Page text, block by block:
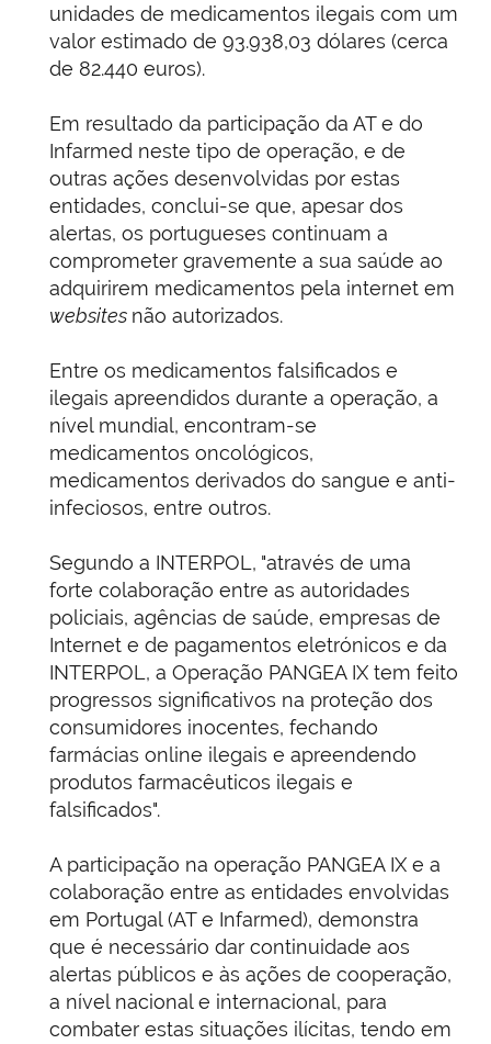
unidades de medicamentos ilegais com um
valor estimado de 93.938,03 dólares (cerca
de 82.440 euros).
Em resultado da participação da AT e do
Infarmed neste tipo de operação, e de
outras ações desenvolvidas por estas
entidades, conclui-se que, apesar dos
alertas, os portugueses continuam a
comprometer gravemente a sua saúde ao
adquirirem medicamentos pela internet em
websites não autorizados.
Entre os medicamentos falsificados e
ilegais apreendidos durante a operação, a
nível mundial, encontram-se
medicamentos oncológicos,
medicamentos derivados do sangue e anti-
infeciosos, entre outros.
Segundo a INTERPOL, "através de uma
forte colaboração entre as autoridades
policiais, agências de saúde, empresas de
Internet e de pagamentos eletrónicos e da
INTERPOL, a Operação PANGEA IX tem feito
progressos significativos na proteção dos
consumidores inocentes, fechando
farmácias online ilegais e apreendendo
produtos farmacêuticos ilegais e
falsificados".
A participação na operação PANGEA IX e a
colaboração entre as entidades envolvidas
em Portugal (AT e Infarmed), demonstra
que é necessário dar continuidade aos
alertas públicos e às ações de cooperação,
a nível nacional e internacional, para
combater estas situações ilícitas, tendo em